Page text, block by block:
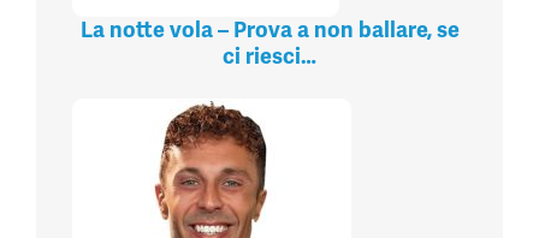
La notte vola – Prova a non ballare, se
ci riesci…